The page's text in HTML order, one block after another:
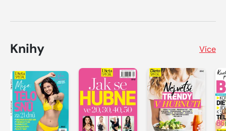
Knihy Více